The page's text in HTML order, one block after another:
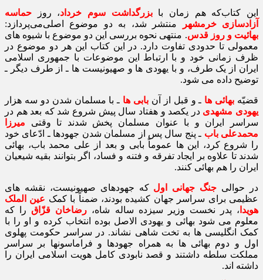
این کتاب‌که‌ هم‌ زمان بابزرگداشت سوم خرداد، روز حماسه
آزادسازی خرمشهر
منتشر شد، به دو موضوع اصلی‌می‌پردازد:
بهائیت و روز قدس. منتهی‌ نحوه بررسی این دو موضوع‌ با شیوه‌ های
معمولی‌ تا‌ حدودی تفاوت دارد. در این کتاب این هر دو موضوع در
ظرف زمانی خود و با ارتباط این موضوعات با جمهوری اسلامی
ایران از یک‌ طرف، و با یهودی‌ ها و صهیونیست‌ ها ـ از طرف دیگر ـ
توضیح داده می‌ شود.
قضیّه بهائی‌ ها ـ و قبل از آن بابی‌ ها ـ با مسلمان شدن دو سه هزار
یهودی مشهدی در یکصد و هفتاد سال پیش شروع شد که بعد هم در
سراسر ایران و با عنوان مسلمان پخش شدند تا وقتی میرزا
محمدعلی باب ـ پنج‌ سال پس از مسلمان شدن جهودها ـ‌ ادّعای خود
را شروع‌ کرد، این‌ ها عموماً بابی‌ و‌ بعد از علی‌ محمد باب، بهائی
شدند تا علاوه بر ایجاد تفرقه و فتنه و فساد، اگر بتوانند بقیه شیعیان
ایران را هم بهائی کنند.
در حوالی جنگ جهانی‌ اول که جهودهای صهیونیست، نقشه‌ های
عظیمی‌ برای سراسر جهان کشیده بودند، ضمناً با کمک عین‌ الملک
هویدا ، پدر نخست وزیر سیزده ساله شاه، رضا‌خان قزّاق را که
معلوم می‌ شود بهائی و یهودی‌ الاصل بوده انتخاب کرده و او را با
کمک انگلیسی‌ ها به تخت شاهی نشاند. در سراسر حکومت پهلوی
اول و دوم بهائی‌ ها به همراه جهودها و فراماسونها بر سراسر
مملکت سلطه داشتند و قصد نابودی کامل هویت اسلامی ایران را
داشته‌ اند.